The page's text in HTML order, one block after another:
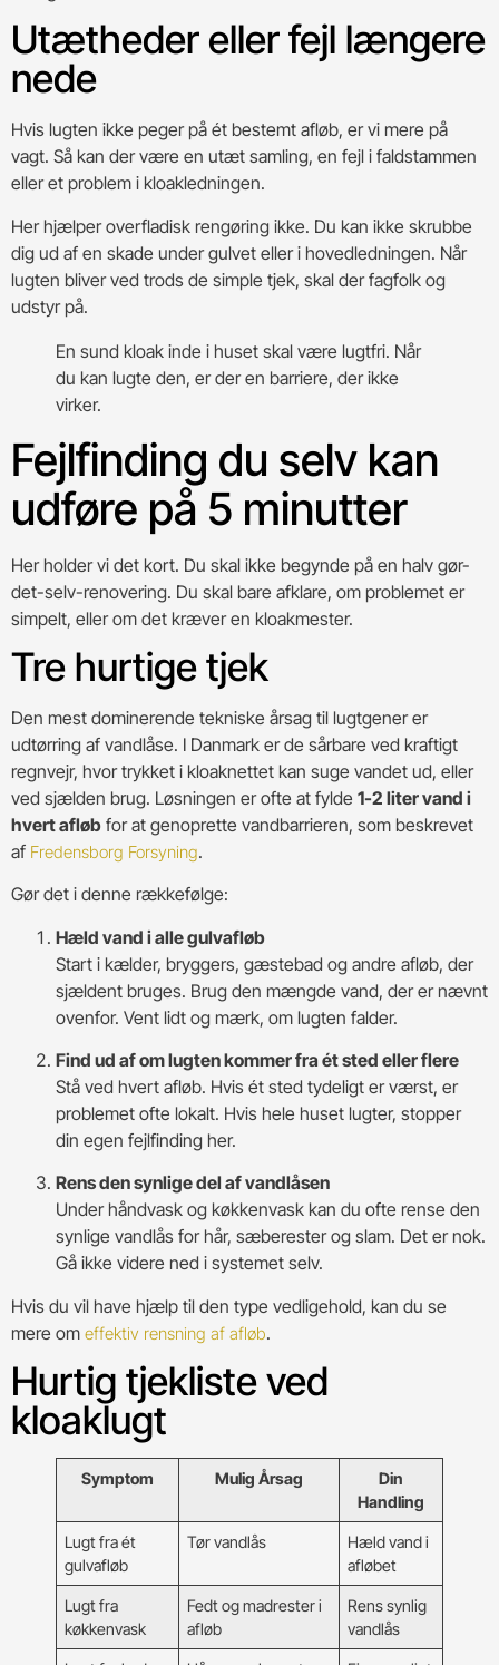
Utætheder eller fejl længere
nede
Hvis lugten ikke peger på ét bestemt afløb, er vi mere på
vagt. Så kan der være en utæt samling, en fejl i faldstammen
eller et problem i kloakledningen.
Her hjælper overfladisk rengøring ikke. Du kan ikke skrubbe
dig ud af en skade under gulvet eller i hovedledningen. Når
lugten bliver ved trods de simple tjek, skal der fagfolk og
udstyr på.
En sund kloak inde i huset skal være lugtfri. Når
du kan lugte den, er der en barriere, der ikke
virker.
Fejlfinding du selv kan
udføre på 5 minutter
Her holder vi det kort. Du skal ikke begynde på en halv gør-
det-selv-renovering. Du skal bare afklare, om problemet er
simpelt, eller om det kræver en kloakmester.
Tre hurtige tjek
Den mest dominerende tekniske årsag til lugtgener er
udtørring af vandlåse. I Danmark er de sårbare ved kraftigt
regnvejr, hvor trykket i kloaknettet kan suge vandet ud, eller
ved sjælden brug. Løsningen er ofte at fylde 1-2 liter vand i
hvert afløb for at genoprette vandbarrieren, som beskrevet
af Fredensborg Forsyning.
Gør det i denne rækkefølge:
Hæld vand i alle gulvafløb
Start i kælder, bryggers, gæstebad og andre afløb, der
sjældent bruges. Brug den mængde vand, der er nævnt
ovenfor. Vent lidt og mærk, om lugten falder.
Find ud af om lugten kommer fra ét sted eller flere
Stå ved hvert afløb. Hvis ét sted tydeligt er værst, er
problemet ofte lokalt. Hvis hele huset lugter, stopper
din egen fejlfinding her.
Rens den synlige del af vandlåsen
Under håndvask og køkkenvask kan du ofte rense den
synlige vandlås for hår, sæberester og slam. Det er nok.
Gå ikke videre ned i systemet selv.
Hvis du vil have hjælp til den type vedligehold, kan du se
mere om effektiv rensning af afløb.
Hurtig tjekliste ved
kloaklugt
Symptom Mulig Årsag
Din
Handling
Lugt fra ét
gulvafløb
Tør vandlås
Hæld vand i
afløbet
Lugt fra
køkkenvask
Fedt og madrester i
afløb
Rens synlig
vandlås